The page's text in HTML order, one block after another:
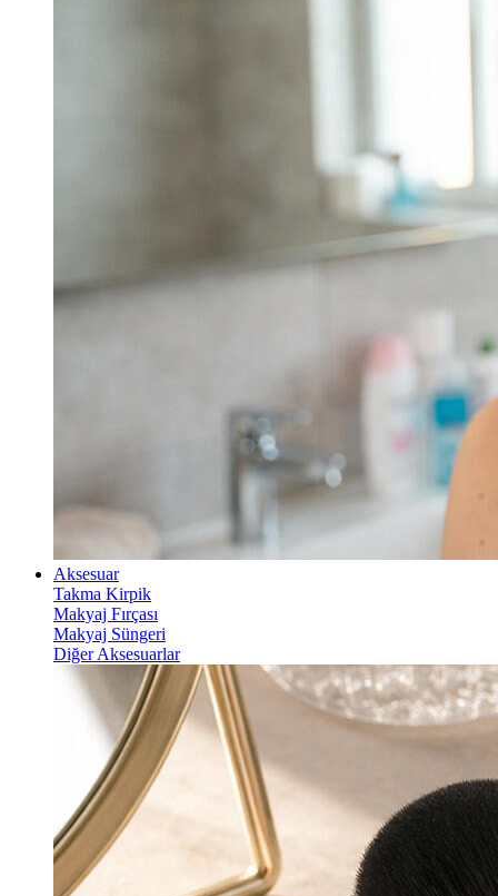
Aksesuar
Takma Kirpik
Makyaj Fırçası
Makyaj Süngeri
Diğer Aksesuarlar